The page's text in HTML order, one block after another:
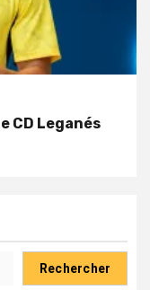
CD Leganés
Rechercher